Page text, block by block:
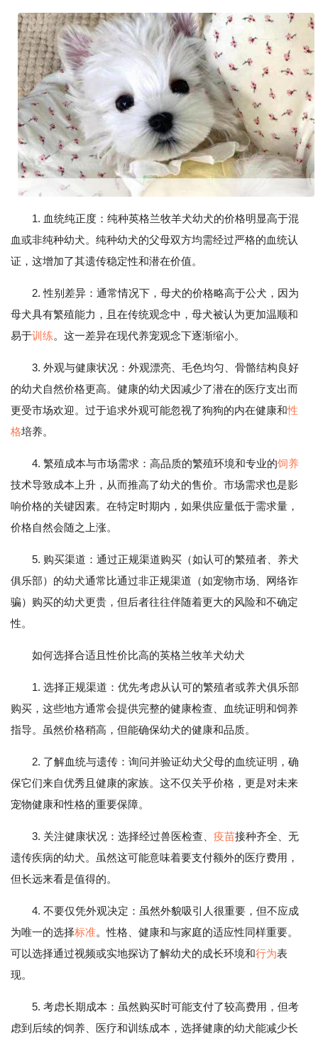
1. 血统纯正度：纯种英格兰牧羊犬幼犬的价格明显高于混
血或非纯种幼犬。纯种幼犬的父母双方均需经过严格的血统认
证，这增加了其遗传稳定性和潜在价值。
2. 性别差异：通常情况下，母犬的价格略高于公犬，因为
母犬具有繁殖能力，且在传统观念中，母犬被认为更加温顺和
易于训练。这一差异在现代养宠观念下逐渐缩小。
3. 外观与健康状况：外观漂亮、毛色均匀、骨骼结构良好
的幼犬自然价格更高。健康的幼犬因减少了潜在的医疗支出而
更受市场欢迎。过于追求外观可能忽视了狗狗的内在健康和性
格培养。
4. 繁殖成本与市场需求：高品质的繁殖环境和专业的饲养
技术导致成本上升，从而推高了幼犬的售价。市场需求也是影
响价格的关键因素。在特定时期内，如果供应量低于需求量，
价格自然会随之上涨。
5. 购买渠道：通过正规渠道购买（如认可的繁殖者、养犬
俱乐部）的幼犬通常比通过非正规渠道（如宠物市场、网络诈
骗）购买的幼犬更贵，但后者往往伴随着更大的风险和不确定
性。
如何选择合适且性价比高的英格兰牧羊犬幼犬
1. 选择正规渠道：优先考虑从认可的繁殖者或养犬俱乐部
购买，这些地方通常会提供完整的健康检查、血统证明和饲养
指导。虽然价格稍高，但能确保幼犬的健康和品质。
2. 了解血统与遗传：询问并验证幼犬父母的血统证明，确
保它们来自优秀且健康的家族。这不仅关乎价格，更是对未来
宠物健康和性格的重要保障。
3. 关注健康状况：选择经过兽医检查、 疫苗接种齐全、无
遗传疾病的幼犬。虽然这可能意味着要支付额外的医疗费用，
但长远来看是值得的。
4. 不要仅凭外观决定：虽然外貌吸引人很重要，但不应成
为唯一的选择标准。性格、健康和与家庭的适应性同样重要。
可以选择通过视频或实地探访了解幼犬的成长环境和行为表
现。
5. 考虑长期成本：虽然购买时可能支付了较高费用，但考
虑到后续的饲养、医疗和训练成本，选择健康的幼犬能减少长